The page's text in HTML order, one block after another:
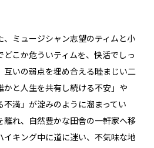
、ミュージシャン志望のティムと小
こか危ういティムを、快活でしっ
互いの弱点を埋め合える睦まじい二
かと人生を共有し続ける不安」や
不満」が淀みのように溜まってい
離れ、自然豊かな田舎の一軒家へ移
イキング中に道に迷い、不気味な地